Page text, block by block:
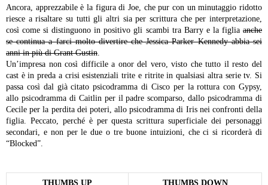
Ancora, apprezzabile è la figura di Joe, che pur con un minutaggio ridotto
riesce a risaltare su tutti gli altri sia per scrittura che per interpretazione,
così come si distinguono in positivo gli scambi tra Barry e la figlia anche
se continua a farci molto divertire che Jessica Parker Kennedy abbia sei
anni in più di Grant Gustin
Un’impresa non così difficile a onor del vero, visto che tutto il resto del
cast è in preda a crisi esistenziali trite e ritrite in qualsiasi altra serie tv. Si
passa così dal già citato psicodramma di Cisco per la rottura con Gypsy,
allo psicodramma di Caitlin per il padre scomparso, dallo psicodramma di
Cecile per la perdita dei poteri, allo psicodramma di Iris nei confronti della
figlia. Peccato, perché è per questa scrittura superficiale dei personaggi
secondari, e non per le due o tre buone intuizioni, che ci si ricorderà di
“Blocked”.
THUMBS UP THUMBS DOWN